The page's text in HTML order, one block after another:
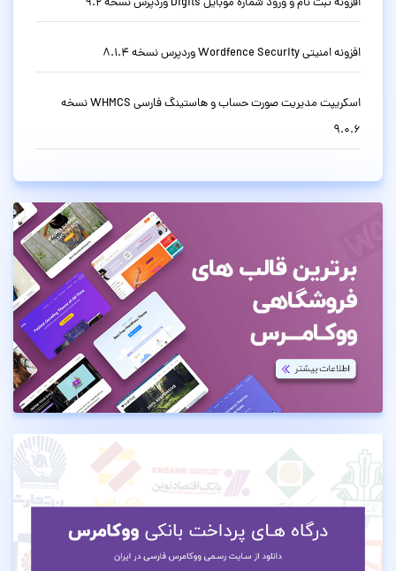
افزونه امنیتی Wordfence Security وردپرس نسخه 8.1.4
اسکریپت مدیریت صورت حساب و هاستینگ فارسی WHMCS نسخه
9.0.6